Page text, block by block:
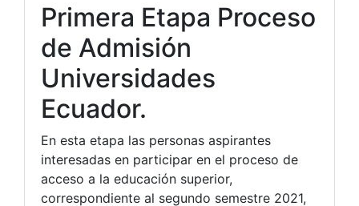
Primera Etapa Proceso
de Admisión
Universidades
Ecuador.
En esta etapa las personas aspirantes
interesadas en participar en el proceso de
acceso a la educación superior,
correspondiente al segundo semestre 2021,